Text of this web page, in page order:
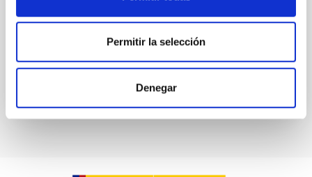
Permitir la selección
Denegar
In-force date 06/23/2014-06/23/2024
Not in force